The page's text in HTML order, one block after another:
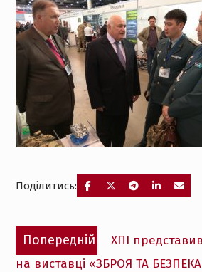
Поділитись:
Навігація
записів
Попередній
Попередній
запис:
ХПІ
на виставці «ЗБРОЯ ТА